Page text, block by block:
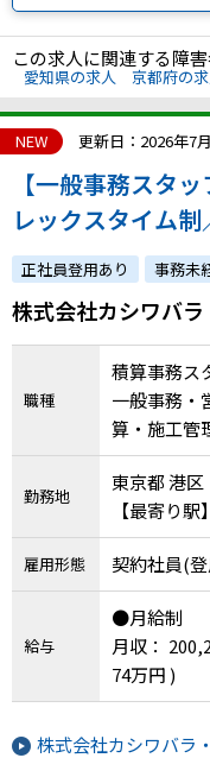
この求人に関連する障
愛知県の求人 京都府の
NEW 更新日：2026年7
【一般事務スタ
レックスタイム
正社員登用あり 事務未
株式会社カシワバ
職種
積算事務ス
一般事務・
算・施工管
勤務地
東京都 港区
雇用形態 契約社員(
給与
●月給制
月収：
74万円 )
株式会社カシワバラ